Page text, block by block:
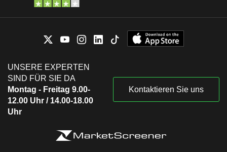
UNSERE EXPERTEN
SIND FÜR SIE DA
Montag - Freitag 9.00-
12.00 Uhr / 14.00-18.00
Uhr
Kontaktieren Sie uns